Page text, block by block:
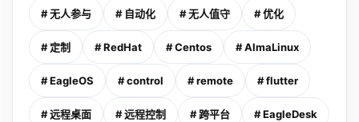
# 无人参与 # 自动化 # 无人值守 # 优化
# 定制 # RedHat # Centos # AlmaLinux
# EagleOS # control # remote # flutter
# 远程桌面 # 远程控制 # 跨平台 # EagleDesk